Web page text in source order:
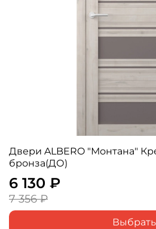
Двери ALBERO "Монтана"
бронза(ДО)
6 130 ₽
7 356 ₽
Выбрать